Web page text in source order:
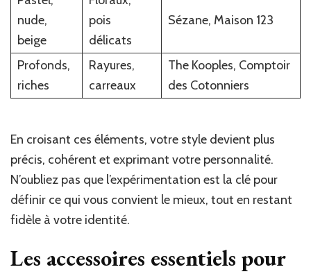
nude,
beige
pois
délicats
Sézane, Maison 123
Profonds,
riches
Rayures,
carreaux
The Kooples, Comptoir
des Cotonniers
En croisant ces éléments, votre style devient plus
précis, cohérent et exprimant votre personnalité.
N’oubliez pas que l’expérimentation est la clé pour
définir ce qui vous convient le mieux, tout en restant
fidèle à votre identité.
Les accessoires essentiels pour